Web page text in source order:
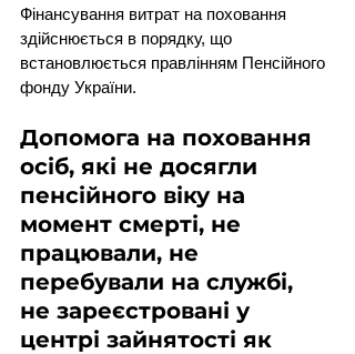
Фінансування витрат на поховання
здійснюється в порядку, що
встановлюється правлінням Пенсійного
фонду України.
Допомога на поховання
осіб, які не досягли
пенсійного віку на
момент смерті, не
працювали, не
перебували на службі,
не зареєстровані у
центрі зайнятості як